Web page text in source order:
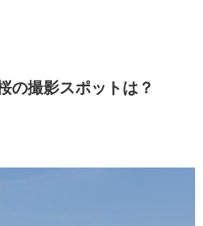
の撮影スポットは？